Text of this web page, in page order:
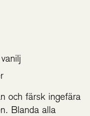
och färsk ingefära
Blanda alla